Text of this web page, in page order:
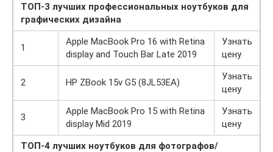
ТОП-3 лучших профессиональных ноутбуков для
графических дизайна
1
Apple MacBook Pro 16 with Retina
display and Touch Bar Late 2019
Узнать
цену
2 HP ZBook 15v G5 (8JL53EA)
Узнать
цену
3
Apple MacBook Pro 15 with Retina
display Mid 2019
Узнать
цену
ТОП-4 лучших ноутбуков для фотографов/